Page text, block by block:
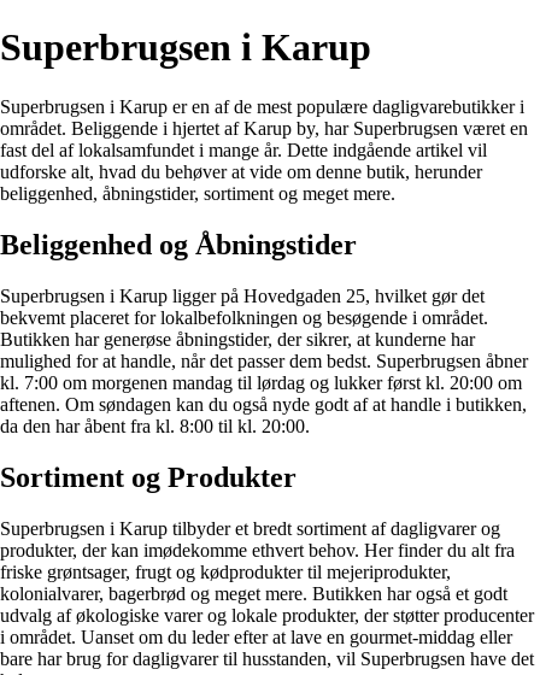
Superbrugsen i Karup
Superbrugsen i Karup er en af de mest populære dagligvarebutikker i
området. Beliggende i hjertet af Karup by, har Superbrugsen været en
fast del af lokalsamfundet i mange år. Dette indgående artikel vil
udforske alt, hvad du behøver at vide om denne butik, herunder
beliggenhed, åbningstider, sortiment og meget mere.
Beliggenhed og Åbningstider
Superbrugsen i Karup ligger på Hovedgaden 25, hvilket gør det
bekvemt placeret for lokalbefolkningen og besøgende i området.
Butikken har generøse åbningstider, der sikrer, at kunderne har
mulighed for at handle, når det passer dem bedst. Superbrugsen åbner
kl. 7:00 om morgenen mandag til lørdag og lukker først kl. 20:00 om
aftenen. Om søndagen kan du også nyde godt af at handle i butikken,
da den har åbent fra kl. 8:00 til kl. 20:00.
Sortiment og Produkter
Superbrugsen i Karup tilbyder et bredt sortiment af dagligvarer og
produkter, der kan imødekomme ethvert behov. Her finder du alt fra
friske grøntsager, frugt og kødprodukter til mejeriprodukter,
kolonialvarer, bagerbrød og meget mere. Butikken har også et godt
udvalg af økologiske varer og lokale produkter, der støtter producenter
i området. Uanset om du leder efter at lave en gourmet-middag eller
bare har brug for dagligvarer til husstanden, vil Superbrugsen have det